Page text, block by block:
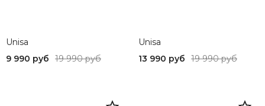
Unisa
9 990 руб
19 990 руб
Unisa
13 990 руб
19 990 руб